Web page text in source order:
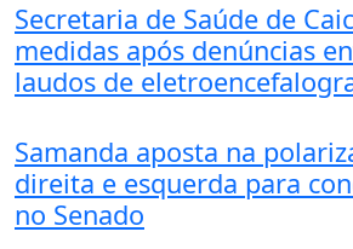
Secretaria de Saúde de
medidas após denúncias
laudos de
Samanda aposta na
direita e esquerda para
no Senado